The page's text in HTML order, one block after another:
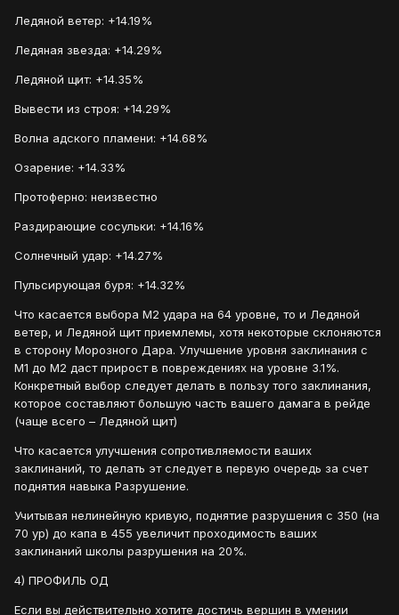
Ледяной ветер: +14.19%
Ледяная звезда: +14.29%
Ледяной щит: +14.35%
Вывести из строя: +14.29%
Волна адского пламени: +14.68%
Озарение: +14.33%
Протоферно: неизвестно
Раздирающие сосульки: +14.16%
Солнечный удар: +14.27%
Пульсирующая буря: +14.32%
Что касается выбора М2 удара на 64 уровне, то и Ледяной
ветер, и Ледяной щит приемлемы, хотя некоторые склоняются
в сторону Морозного Дара. Улучшение уровня заклинания с
М1 до М2 даст прирост в повреждениях на уровне 3.1%.
Конкретный выбор следует делать в пользу того заклинания,
которое составляют большую часть вашего дамага в рейде
(чаще всего – Ледяной щит)
Что касается улучшения сопротивляемости ваших
заклинаний, то делать эт следует в первую очередь за счет
поднятия навыка Разрушение.
Учитывая нелинейную кривую, поднятие разрушения с 350 (на
70 ур) до капа в 455 увеличит проходимость ваших
заклинаний школы разрушения на 20%.
4) ПРОФИЛЬ ОД
Если вы действительно хотите достичь вершин в умении